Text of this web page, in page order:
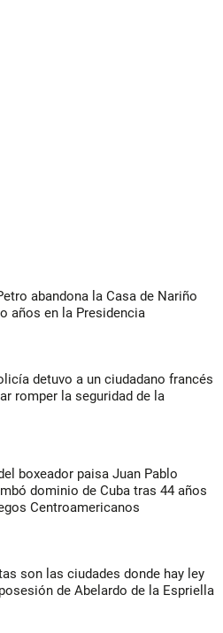
abandona la Casa de Nariño
años en la Presidencia
detuvo a un ciudadano francés
romper la seguridad de la
boxeador paisa Juan Pablo
dominio de Cuba tras 44 años
Centroamericanos
son las ciudades donde hay ley
de Abelardo de la Espriella